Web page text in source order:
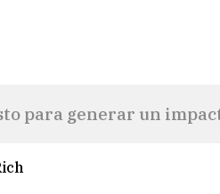
para generar un